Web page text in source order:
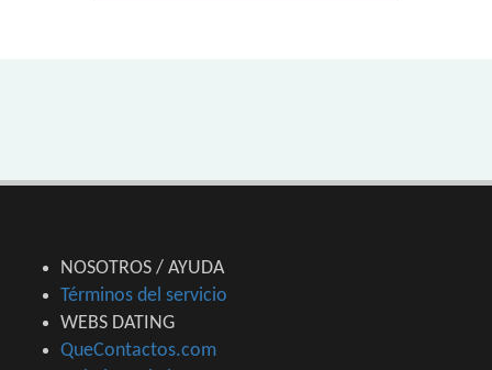
NOSOTROS / AYUDA
Términos del servicio
WEBS DATING
QueContactos.com